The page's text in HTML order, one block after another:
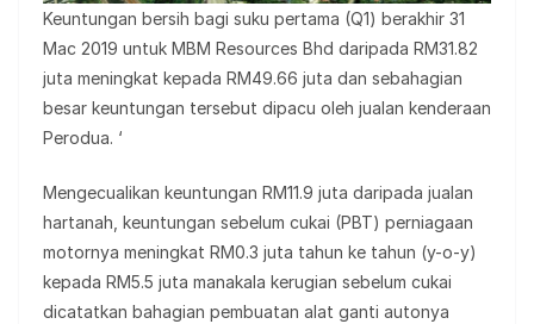
Keuntungan bersih bagi suku pertama (Q1) berakhir 31
Mac 2019 untuk MBM Resources Bhd daripada RM31.82
juta meningkat kepada RM49.66 juta dan sebahagian
besar keuntungan tersebut dipacu oleh jualan kenderaan
Perodua. ‘
Mengecualikan keuntungan RM11.9 juta daripada jualan
hartanah, keuntungan sebelum cukai (PBT) perniagaan
motornya meningkat RM0.3 juta tahun ke tahun (y-o-y)
kepada RM5.5 juta manakala kerugian sebelum cukai
dicatatkan bahagian pembuatan alat ganti autonya